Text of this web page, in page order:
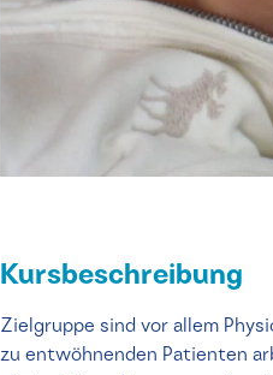
Kursbeschreibung
Zielgruppe sind vor allem
zu entwöhnenden Patienten